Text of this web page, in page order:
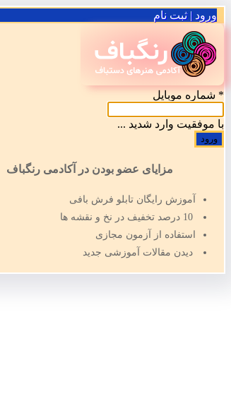
ورود | ثبت نام
* شماره موبایل
با موفقیت وارد شدید ...
مزایای عضو بودن در آکادمی رنگباف
آموزش رایگان تابلو فرش بافی
استفاده از آزمون مجازی
دیدن مقالات آموزشی جدید